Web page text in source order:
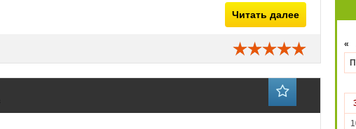
Читать далее
«